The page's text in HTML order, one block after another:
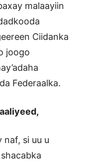
malaayiin
Ciidanka
joogo
Federaalka.
naf, si uu u